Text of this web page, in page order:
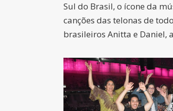
Sul do Brasil, o ícone da
canções das telonas de
brasileiros Anitta e Daniel,